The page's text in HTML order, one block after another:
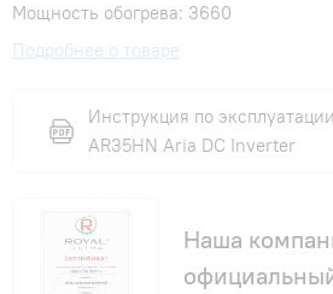
Мощность обогрева: 3660
Подробнее о товаре
Инструкция по
AR35HN Aria DC Inverter
Наша